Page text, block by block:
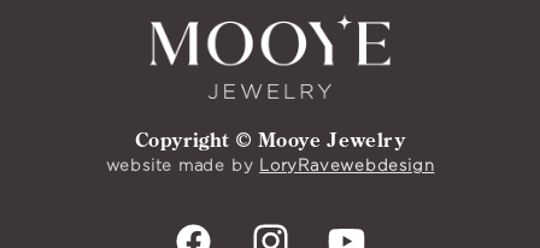
Copyright © Mooye Jewelry
website made by LoryRavewebdesign